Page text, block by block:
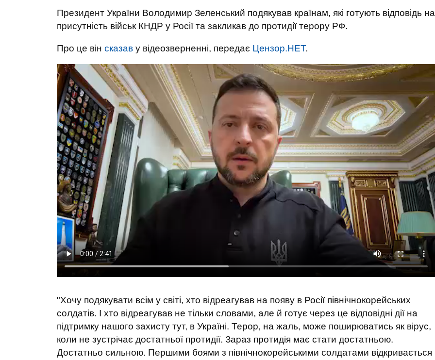
Президент України Володимир Зеленський подякував країнам, які готують відповідь на
присутність військ КНДР у Росії та закликав до протидії терору РФ.
Про це він сказав у відеозверненні, передає Цензор.НЕТ.
"Хочу подякувати всім у світі, хто відреагував на появу в Росії північнокорейських
солдатів. І хто відреагував не тільки словами, але й готує через це відповідні дії на
підтримку нашого захисту тут, в Україні. Терор, на жаль, може поширюватись як вірус,
коли не зустрічає достатньої протидії. Зараз протидія має стати достатньою.
Достатньо сильною. Першими боями з північнокорейськими солдатами відкривається